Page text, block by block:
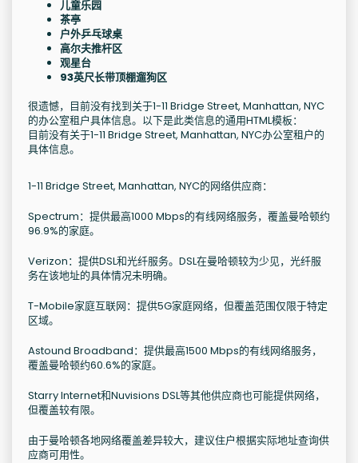
儿童乐园
茶亭
户外乒乓球桌
高尔夫推杆区
观星台
93英尺长带顶棚遛狗区
很遗憾，目前没有找到关于1-11 Bridge Street, Manhattan, NYC
的办公室租户具体信息。以下是此类信息的通用HTML模板：
目前没有关于1-11 Bridge Street, Manhattan, NYC办公室租户的
具体信息。
1-11 Bridge Street, Manhattan, NYC的网络供应商：
Spectrum：提供最高1000 Mbps的有线网络服务，覆盖曼哈顿约
96.9%的家庭。
Verizon：提供DSL和光纤服务。DSL在曼哈顿较为少见，光纤服
务在该地址的具体情况未明确。
T-Mobile家庭互联网：提供5G家庭网络，但覆盖范围仅限于特定
区域。
Astound Broadband：提供最高1500 Mbps的有线网络服务，
覆盖曼哈顿约60.6%的家庭。
Starry Internet和Nuvisions DSL等其他供应商也可能提供网络，
但覆盖较有限。
由于曼哈顿各地网络覆盖差异较大，建议住户根据实际地址查询供
应商可用性。